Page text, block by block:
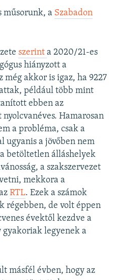
műsorunk, a Szabadon
szerint a 2020/21-es
hiányzott a
akkor is igaz, ha 9227
például több mint
ebben az
Hamarosan
a probléma, csak a
ugyanis a jövőben nem
betöltetlen álláshelyek
a szakszervezet
mekkora a
RTL. Ezek a számok
régebben, de volt éppen
évektől kezdve a
gyakoriak legyenek a
másfél évben, hogy az